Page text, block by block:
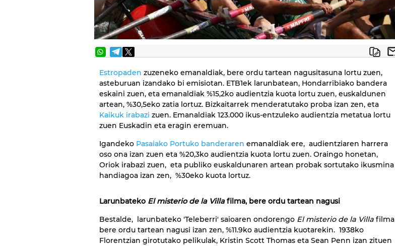
Estropaden zuzeneko emanaldiak, bere ordu tartean nagusitasuna lortu zuen,
asteburuan izandako bi emisiotan. ETB1ek larunbatean, Hondarribiako bandera
eskaini zuen, eta emanaldiak %15,2ko audientzia kuota lortu zuen, euskaldunen
artean, %30,5eko zatia lortuz. Bizkaitarrek menderatutako proba izan zen, eta
Kaikuk irabazi zuen. Emanaldiak 123.000 ikus-entzuleko audientzia metatua lortu
zuen Euskadin eta eragin eremuan.
Igandeko Pasaiako Portuko banderaren emanaldiak ere, audientziaren harrera
oso ona izan zuen eta %20,3ko audientzia kuota lortu zuen. Oraingo honetan,
Oriok irabazi zuen, eta publiko euskaldunaren artean probak sortutako ikusmina
handiagoa izan zen, %30eko kuota lortuz.
Larunbateko El misterio de la Villafilma, bere ordu tartean nagusi
Bestalde, larunbateko 'Teleberri' saioaren ondorengo El misterio de la Villa filma
bere ordu tartean nagusi izan zen, %11.9ko audientzia kuotarekin. 1938ko
Florentzian girotutako pelikulak, Kristin Scott Thomas eta Sean Penn izan zituen